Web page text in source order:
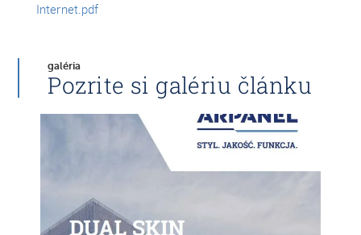
Internet.pdf
galéria
Pozrite si galériu článku